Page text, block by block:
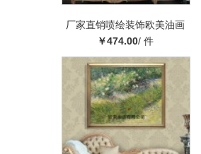
厂家直销喷绘装饰欧美油画
酒店客厅卧室背景装饰丰收
挂画壁画
￥474.00/ 件